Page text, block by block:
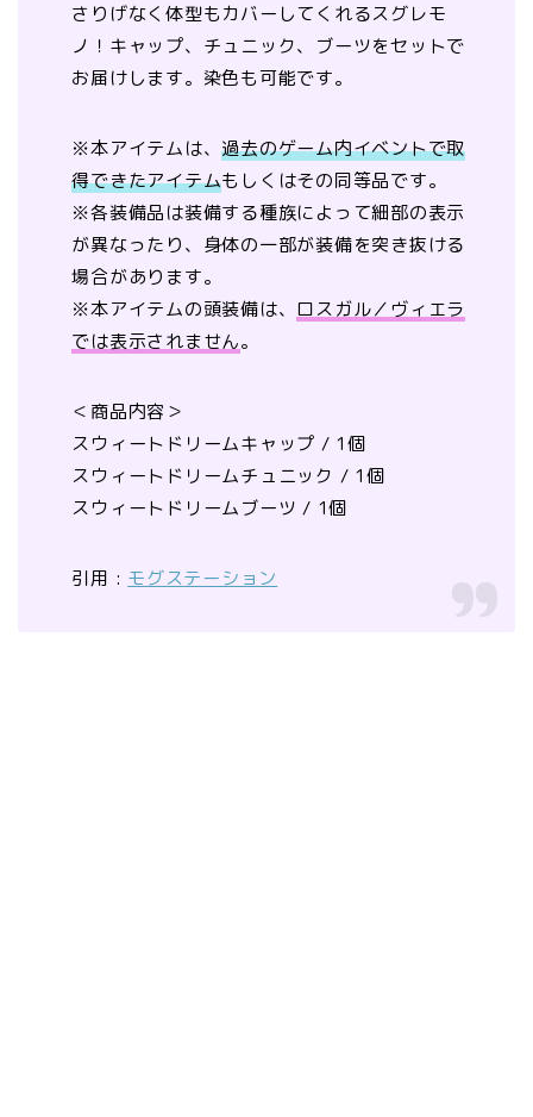
さりげなく体型もカバーしてくれるスグレモ
ノ！キャップ、チュニック、ブーツをセットで
お届けします。染色も可能です。
※本アイテムは、過去のゲーム内イベントで取
得できたアイテムもしくはその同等品です。
※各装備品は装備する種族によって細部の表示
が異なったり、身体の一部が装備を突き抜ける
場合があります。
※本アイテムの頭装備は、 ロスガル／ヴィエラ
では表示されません。
＜商品内容＞
スウィートドリームキャップ / 1個
スウィートドリームチュニック / 1個
スウィートドリームブーツ / 1個
引用 : モグステーション